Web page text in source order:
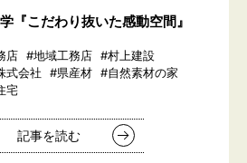
『こだわり抜いた感動空間』
店 #地域工務店 #村上建設
式会社 #県産材 #自然素材の家
宅
記事を読む